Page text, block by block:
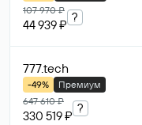
107 970 ₽
44 939 ₽
?
777.tech
-49%
Премиум
647 610 ₽
330 519 ₽
?